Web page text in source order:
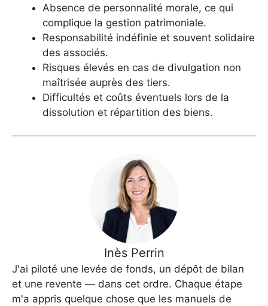
Absence de personnalité morale, ce qui
complique la gestion patrimoniale.
Responsabilité indéfinie et souvent solidaire
des associés.
Risques élevés en cas de divulgation non
maîtrisée auprès des tiers.
Difficultés et coûts éventuels lors de la
dissolution et répartition des biens.
Inès Perrin
J'ai piloté une levée de fonds, un dépôt de bilan
et une revente — dans cet ordre. Chaque étape
m'a appris quelque chose que les manuels de